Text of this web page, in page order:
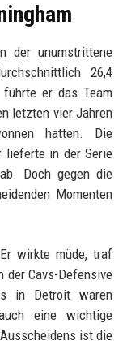
der unumstrittene
26,4
führte er das Team
letzten vier Jahren
hatten. Die
lieferte in der Serie
Doch gegen die
Momenten
wirkte müde, traf
der Cavs-Defensive
in Detroit waren
eine wichtige
ist die